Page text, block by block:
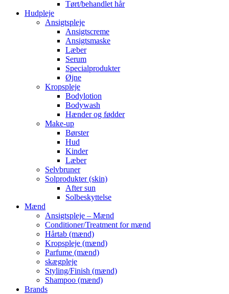
Tørt/behandlet hår
Hudpleje
Ansigtspleje
Ansigtscreme
Ansigtsmaske
Læber
Serum
Specialprodukter
Øjne
Kropspleje
Bodylotion
Bodywash
Hænder og fødder
Make-up
Børster
Hud
Kinder
Læber
Selvbruner
Solprodukter (skin)
After sun
Solbeskyttelse
Mænd
Ansigtspleje – Mænd
Conditioner/Treatment for mænd
Hårtab (mænd)
Kropspleje (mænd)
Parfume (mænd)
skægpleje
Styling/Finish (mænd)
Shampoo (mænd)
Brands